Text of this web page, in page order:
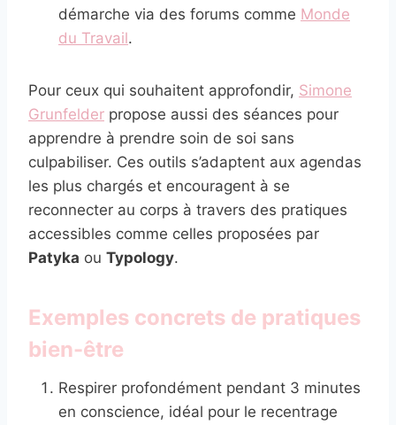
démarche via des forums comme Monde
du Travail.
Pour ceux qui souhaitent approfondir, Simone
Grunfelder propose aussi des séances pour
apprendre à prendre soin de soi sans
culpabiliser. Ces outils s’adaptent aux agendas
les plus chargés et encouragent à se
reconnecter au corps à travers des pratiques
accessibles comme celles proposées par
Patyka ou Typology.
Exemples concrets de pratiques
bien-être
Respirer profondément pendant 3 minutes
en conscience, idéal pour le recentrage